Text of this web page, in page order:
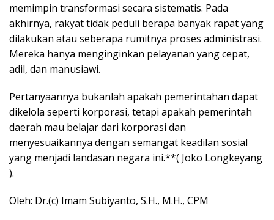
memimpin transformasi secara sistematis. Pada
akhirnya, rakyat tidak peduli berapa banyak rapat yang
dilakukan atau seberapa rumitnya proses administrasi.
Mereka hanya menginginkan pelayanan yang cepat,
adil, dan manusiawi.
Pertanyaannya bukanlah apakah pemerintahan dapat
dikelola seperti korporasi, tetapi apakah pemerintah
daerah mau belajar dari korporasi dan
menyesuaikannya dengan semangat keadilan sosial
yang menjadi landasan negara ini.**( Joko Longkeyang
).
Oleh: Dr.(c) Imam Subiyanto, S.H., M.H., CPM